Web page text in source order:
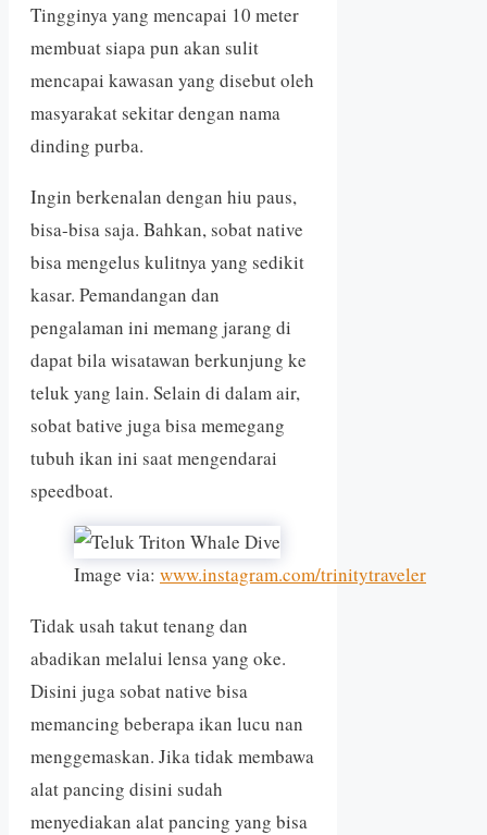
Tingginya yang mencapai 10 meter
membuat siapa pun akan sulit
mencapai kawasan yang disebut oleh
masyarakat sekitar dengan nama
dinding purba.
Ingin berkenalan dengan hiu paus,
bisa-bisa saja. Bahkan, sobat native
bisa mengelus kulitnya yang sedikit
kasar. Pemandangan dan
pengalaman ini memang jarang di
dapat bila wisatawan berkunjung ke
teluk yang lain. Selain di dalam air,
sobat bative juga bisa memegang
tubuh ikan ini saat mengendarai
speedboat.
Image via: www.instagram.com/trinitytraveler
Tidak usah takut tenang dan
abadikan melalui lensa yang oke.
Disini juga sobat native bisa
memancing beberapa ikan lucu nan
menggemaskan. Jika tidak membawa
alat pancing disini sudah
menyediakan alat pancing yang bisa